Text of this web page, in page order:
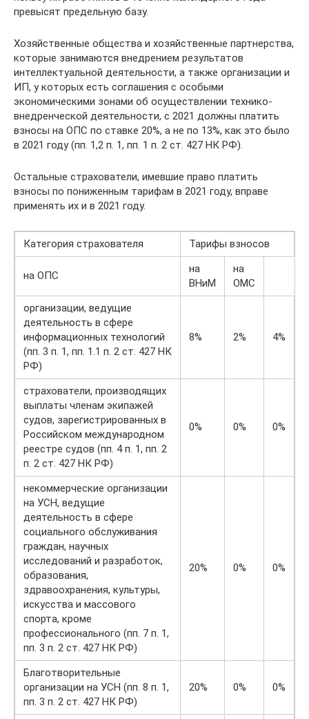
превысят предельную базу.
Хозяйственные общества и хозяйственные партнерства,
которые занимаются внедрением результатов
интеллектуальной деятельности, а также организации и
ИП, у которых есть соглашения с особыми
экономическими зонами об осуществлении технико-
внедренческой деятельности, с 2021 должны платить
взносы на ОПС по ставке 20%, а не по 13%, как это было
в 2021 году (пп. 1,2 п. 1, пп. 1 п. 2 ст. 427 НК РФ).
Остальные страхователи, имевшие право платить
взносы по пониженным тарифам в 2021 году, вправе
применять их и в 2021 году.
Категория страхователя Тарифы взносов
на ОПС
на
ВНиМ
на
ОМС
организации, ведущие
деятельность в сфере
информационных технологий
(пп. 3 п. 1, пп. 1.1 п. 2 ст. 427 НК
РФ)
8% 2% 4%
страхователи, производящих
выплаты членам экипажей
судов, зарегистрированных в
Российском международном
реестре судов (пп. 4 п. 1, пп. 2
п. 2 ст. 427 НК РФ)
0% 0% 0%
некоммерческие организации
на УСН, ведущие
деятельность в сфере
социального обслуживания
граждан, научных
исследований и разработок,
образования,
здравоохранения, культуры,
искусства и массового
спорта, кроме
профессионального (пп. 7 п. 1,
пп. 3 п. 2 ст. 427 НК РФ)
20% 0% 0%
Благотворительные
организации на УСН (пп. 8 п. 1,
пп. 3 п. 2 ст. 427 НК РФ)
20% 0% 0%